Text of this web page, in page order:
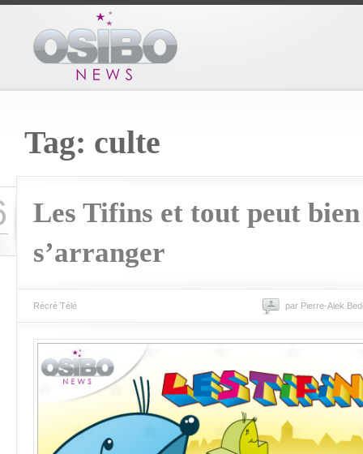
Tag: culte
Les Tifins et tout peut bien
s’arranger
Récré Télé par Pierre-Alek